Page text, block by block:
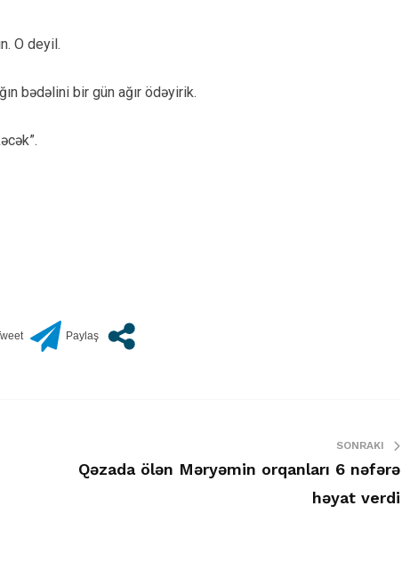
O deyil.
bədəlini bir gün ağır ödəyirik.
SONRAKI
Qəzada ölən Məryəmin orqanları 6 nəfərə
həyat verdi